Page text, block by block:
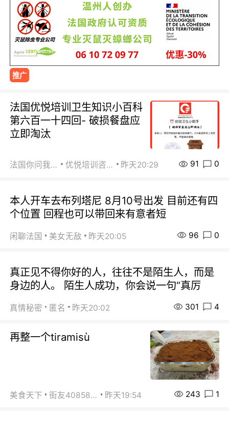
推广
法国优悦培训卫生知识小百科
第六百一十四回- 破损餐盘应
立即淘汰
法国你问我答 优悦培训咨询 昨天20:29 91 0
本人开车去布列塔尼 8月10号出发 目前还有四
个位置 回程也可以带回来有意者短
闲聊法国 美女无敌 昨天20:05 96 0
真正见不得你好的人，往往不是陌生人，而是
身边的人。 陌生人成功，你会说一句“真厉
真情秘密 匿名 昨天20:02 301 4
再整一个tiramisù
美食天下 街友40858442 昨天19:54 243 1